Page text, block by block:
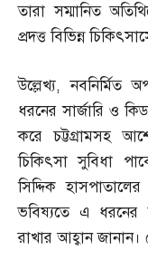
তারা সম্মানিত
প্রদত্ত বিভিন্ন
উল্লেখ্য,নবনির্মিত
ধরনের সার্জারি ও
করে চট্টগ্রামসহ
চিকিৎসা সুবিধা
সিদ্দিক
ভবিষ্যতে এ ধরনের
রাখার আহ্বান জানান।